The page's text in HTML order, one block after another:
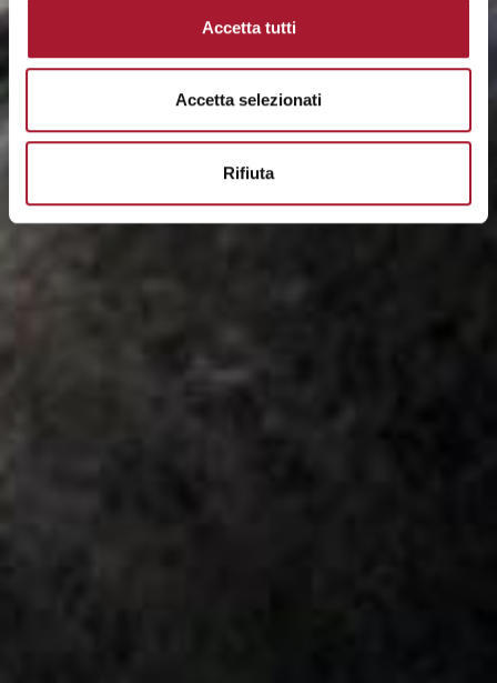
Accetta tutti
Accetta selezionati
Rifiuta